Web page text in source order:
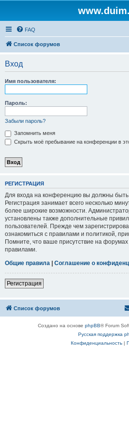
FAQ
Список форумов
Вход
Имя пользователя:
Пароль:
Забыли пароль?
Запомнить меня
Скрыть моё пребывание на конференции в
РЕГИСТРАЦИЯ
Для входа на конференцию вы должны быть
Регистрация занимает всего несколько
более широкие возможности.
установлены также дополнительные
пользователей. Прежде чем
ознакомиться с правилами и политикой,
Помните, что ваше присутствие на форумах
правилами.
Общие правила | Соглашение о
Регистрация
Список форумов
Создано на основе phpBB® Forum
Русская поддержка
Конфиденциальность|